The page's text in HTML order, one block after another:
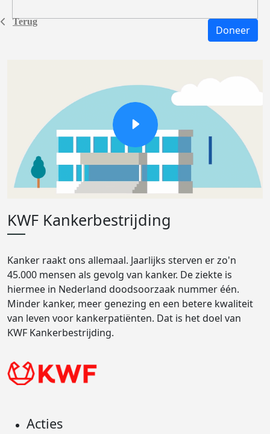
Terug
Doneer
KWF Kankerbestrijding
Kanker raakt ons allemaal. Jaarlijks sterven er zo'n
45.000 mensen als gevolg van kanker. De ziekte is
hiermee in Nederland doodsoorzaak nummer één.
Minder kanker, meer genezing en een betere kwaliteit
van leven voor kankerpatiënten. Dat is het doel van
KWF Kankerbestrijding.
Acties